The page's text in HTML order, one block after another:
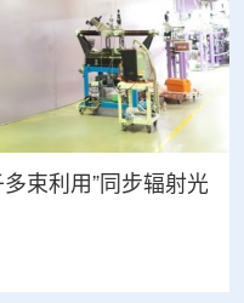
束利用”同步辐射光